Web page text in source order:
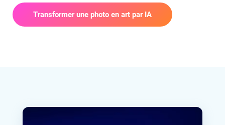
Transformer une photo en art par IA